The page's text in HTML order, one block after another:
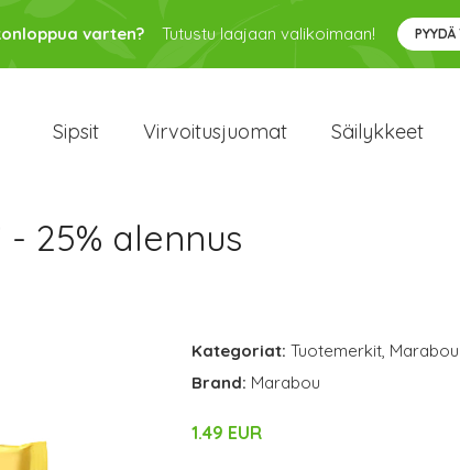
varten? Tutustu laajaan valikoimaan!
Sipsit Virvoitusjuomat Säilykkeet
25% alennus
Kategoriat: Tuotemerkit, Marabou
Brand: Marabou
1.49 EUR